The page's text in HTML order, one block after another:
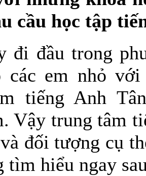
cầu học tập
đi đầu trong
các em nhỏ
tiếng Anh
Vậy trung tâm
đối tượng cụ
tìm hiểu ngay